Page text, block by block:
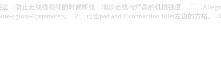
：防止走线线很细的时候断线，增加走线与焊盘的机械强度。 二、
>gloss->parameters。 ２、点击pad and T connection fillet左边的方格。